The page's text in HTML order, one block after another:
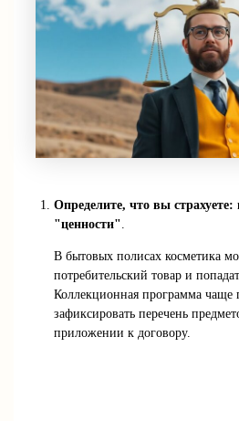
Определите, что вы
"ценности".
В бытовых полисах косметика
потребительский товар и
Коллекционная программа чаще
зафиксировать перечень
приложении к договору.